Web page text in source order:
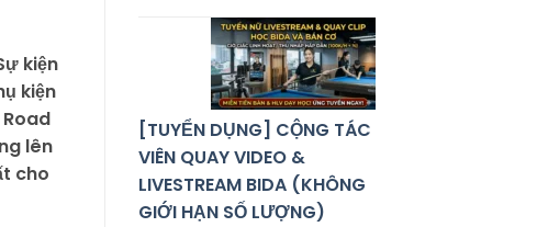
kiện
kiện
lên
cho
[TUYỂN DỤNG] CỘNG TÁC
VIÊN QUAY VIDEO &
LIVESTREAM BIDA (KHÔNG
GIỚI HẠN SỐ LƯỢNG)